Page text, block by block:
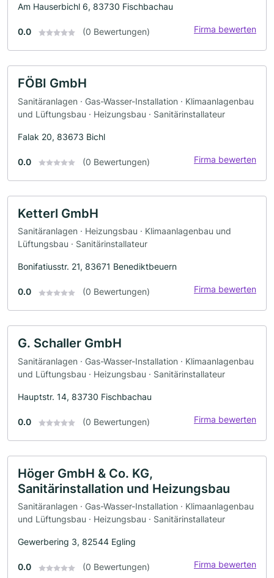
Am Hauserbichl 6, 83730 Fischbachau
0.0 (0 Bewertungen) Firma bewerten
FÖBI GmbH
Sanitäranlagen · Gas-Wasser-Installation · Klimaanlagenbau
und Lüftungsbau · Heizungsbau · Sanitärinstallateur
Falak 20, 83673 Bichl
0.0 (0 Bewertungen) Firma bewerten
Ketterl GmbH
Sanitäranlagen · Heizungsbau · Klimaanlagenbau und
Lüftungsbau · Sanitärinstallateur
Bonifatiusstr. 21, 83671 Benediktbeuern
0.0 (0 Bewertungen) Firma bewerten
G. Schaller GmbH
Sanitäranlagen · Gas-Wasser-Installation · Klimaanlagenbau
und Lüftungsbau · Heizungsbau · Sanitärinstallateur
Hauptstr. 14, 83730 Fischbachau
0.0 (0 Bewertungen) Firma bewerten
Höger GmbH & Co. KG,
Sanitärinstallation und Heizungsbau
Sanitäranlagen · Gas-Wasser-Installation · Klimaanlagenbau
und Lüftungsbau · Heizungsbau · Sanitärinstallateur
Gewerbering 3, 82544 Egling
0.0 (0 Bewertungen) Firma bewerten